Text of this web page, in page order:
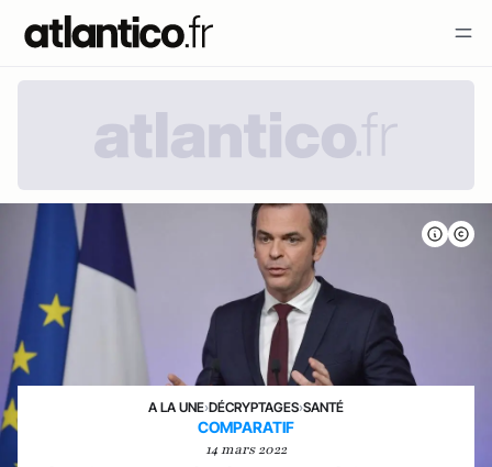
A LA UNE›DÉCRYPTAGES›SANTÉ
COMPARATIF
14 mars 2022